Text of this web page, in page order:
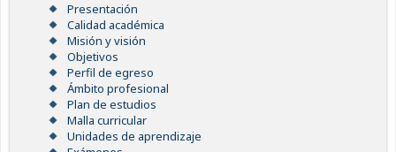
Presentación
Calidad académica
Misión y visión
Objetivos
Perfil de egreso
Ámbito profesional
Plan de estudios
Malla curricular
Unidades de aprendizaje